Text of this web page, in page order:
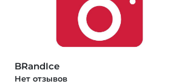
BRandIce
Нет отзывов